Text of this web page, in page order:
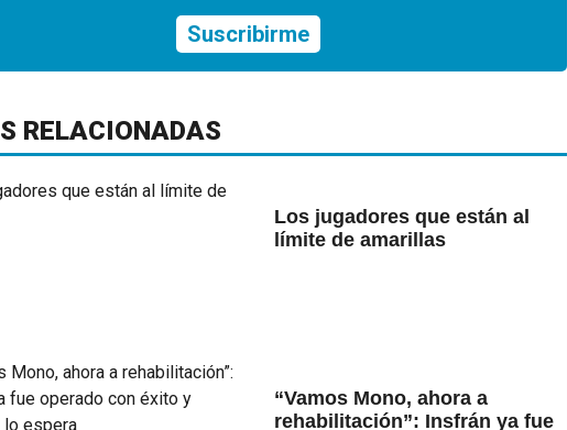
Suscribirme
RELACIONADAS
Los jugadores que están al
límite de amarillas
“Vamos Mono, ahora a
rehabilitación”: Insfrán ya fue